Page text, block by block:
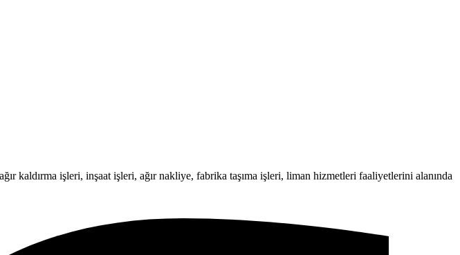
kaldırma işleri, inşaat işleri, ağır nakliye, fabrika taşıma işleri, liman hizmetleri faaliyetlerini alanında